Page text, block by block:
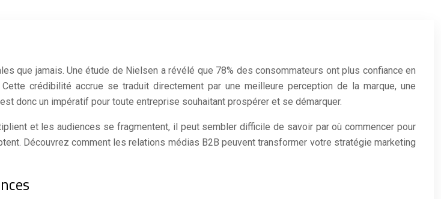
que jamais. Une étude de Nielsen a révélé que 78% des consommateurs ont plus confiance en
crédibilité accrue se traduit directement par une meilleure perception de la marque, une
donc un impératif pour toute entreprise souhaitant prospérer et se démarquer.
et les audiences se fragmentent, il peut sembler difficile de savoir par où commencer pour
Découvrez comment les relations médias B2B peuvent transformer votre stratégie marketing